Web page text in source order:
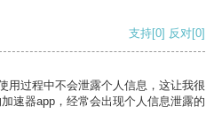
支持[0] 反对[0]
用过程中不会泄露个人信息，这让我很
速器app，经常会出现个人信息泄露的